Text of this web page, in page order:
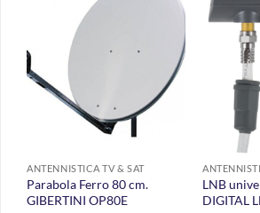
ANTENNISTICA TV & SAT
Parabola Ferro 80 cm.
GIBERTINI OP80E
LNB
DIGITAL